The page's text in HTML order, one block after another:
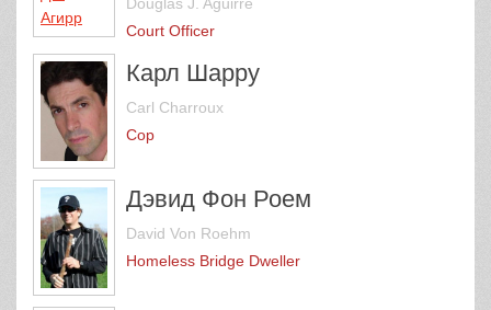
Court Officer
Карл Шарру
Carl Charroux
Cop
Дэвид Фон Роем
David Von Roehm
Homeless Bridge Dweller